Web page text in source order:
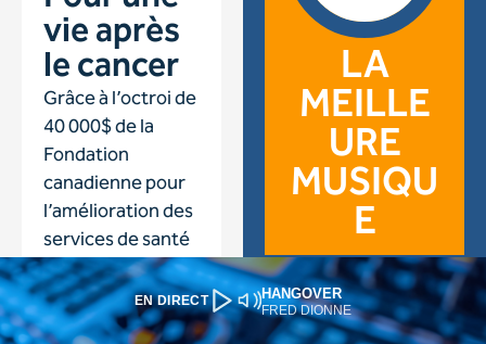
EN DIRECT HANGOVER
FRED DIONNE